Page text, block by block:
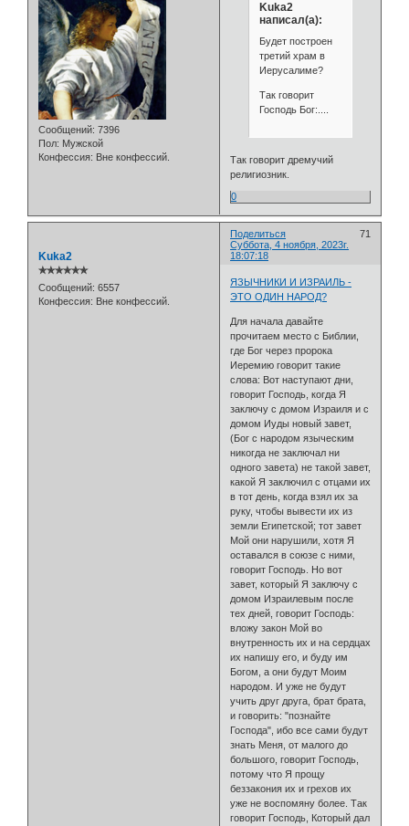
Сообщений: 7396
Пол: Мужской
Конфессия: Вне конфессий.
Kuka2
написал(а):
Будет построен
третий храм в
Иерусалиме?
Так говорит
Господь Бог:....
Так говорит дремучий
религиозник.
0
Поделиться
71
Суббота, 4 ноября, 2023г.
18:07:18
Kuka2
✯✯✯✯✯✯
Сообщений: 6557
Конфессия: Вне конфессий.
ЯЗЫЧНИКИ И ИЗРАИЛЬ -
ЭТО ОДИН НАРОД?
Для начала давайте
прочитаем место с Библии,
где Бог через пророка
Иеремию говорит такие
слова: Вот наступают дни,
говорит Господь, когда Я
заключу с домом Израиля и с
домом Иуды новый завет,
(Бог с народом языческим
никогда не заключал ни
одного завета) не такой завет,
какой Я заключил с отцами их
в тот день, когда взял их за
руку, чтобы вывести их из
земли Египетской; тот завет
Мой они нарушили, хотя Я
оставался в союзе с ними,
говорит Господь. Но вот
завет, который Я заключу с
домом Израилевым после
тех дней, говорит Господь:
вложу закон Мой во
внутренность их и на сердцах
их напишу его, и буду им
Богом, а они будут Моим
народом. И уже не будут
учить друг друга, брат брата,
и говорить: "познайте
Господа", ибо все сами будут
знать Меня, от малого до
большого, говорит Господь,
потому что Я прощу
беззакония их и грехов их
уже не воспомяну более. Так
говорит Господь, Который дал